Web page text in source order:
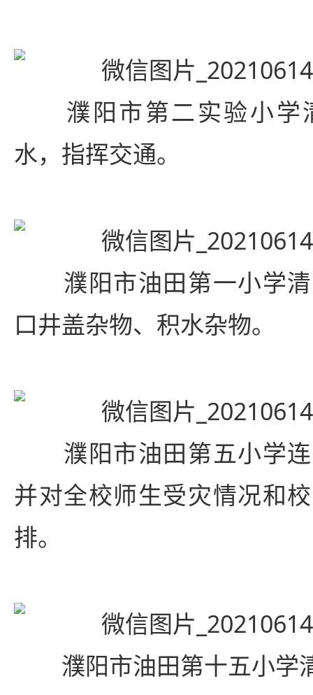
濮阳市第二实验小学
水，指挥交通。
濮阳市油田第一小学清
口井盖杂物、积水杂物。
濮阳市油田第五小学连
并对全校师生受灾情况和
排。
濮阳市油田第十五小学